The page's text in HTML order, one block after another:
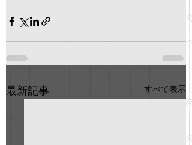
最新記事 すべて表示